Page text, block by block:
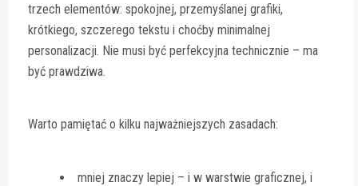
trzech elementów: spokojnej, przemyślanej grafiki,
krótkiego, szczerego tekstu i choćby minimalnej
personalizacji. Nie musi być perfekcyjna technicznie – ma
być prawdziwa.
Warto pamiętać o kilku najważniejszych zasadach:
mniej znaczy lepiej – i w warstwie graficznej, i